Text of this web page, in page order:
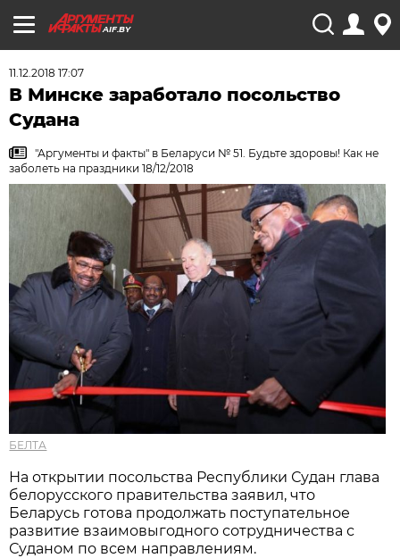
AIF.BY
11.12.2018 17:07
В Минске заработало посольство
Судана
"Аргументы и факты" в Беларуси № 51. Будьте здоровы! Как не
заболеть на праздники 18/12/2018
БЕЛТА
На открытии посольства Республики Судан глава
белорусского правительства заявил, что
Беларусь готова продолжать поступательное
развитие взаимовыгодного сотрудничества с
Суданом по всем направлениям.